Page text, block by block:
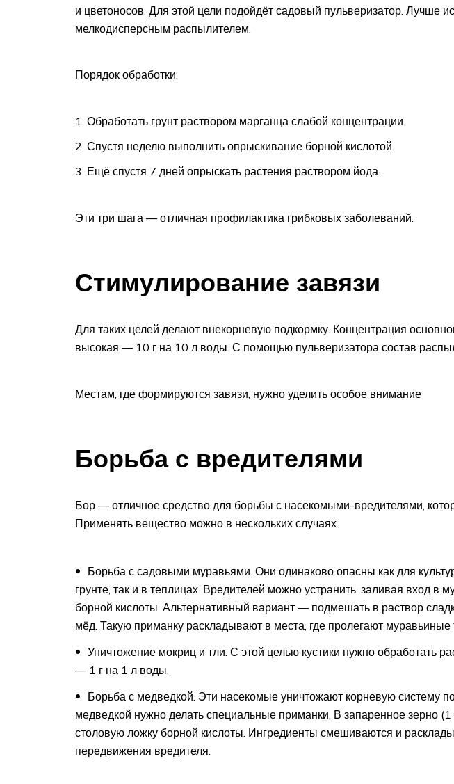
и цветоносов. Для этой цели подойдёт садовый пульверизатор. Лучше
мелкодисперсным распылителем.
Порядок обработки:
Обработать грунт раствором марганца слабой концентрации.
Спустя неделю выполнить опрыскивание борной кислотой.
Ещё спустя 7 дней опрыскать растения раствором йода.
Эти три шага — отличная профилактика грибковых заболеваний.
Стимулирование завязи
Для таких целей делают внекорневую подкормку. Концентрация
высокая — 10 г на 10 л воды. С помощью пульверизатора состав
Местам, где формируются завязи, нужно уделить особое внимание
Борьба с вредителями
Бор — отличное средство для борьбы с насекомыми-вредителями,
Применять вещество можно в нескольких случаях:
Борьба с садовыми муравьями. Они одинаково опасны как для
грунте, так и в теплицах. Вредителей можно устранить, заливая вход в
борной кислоты. Альтернативный вариант — подмешать в раствор
мёд. Такую приманку раскладывают в места, где пролегают муравьиные
Уничтожение мокриц и тли. С этой целью кустики нужно обработать
— 1 г на 1 л воды.
Борьба с медведкой. Эти насекомые уничтожают корневую систему
медведкой нужно делать специальные приманки. В запаренное зерно (1
столовую ложку борной кислоты. Ингредиенты смешиваются и
передвижения вредителя.